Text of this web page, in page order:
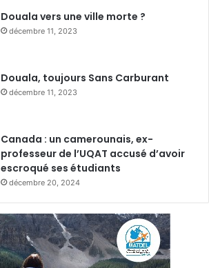
Douala vers une ville morte ?
décembre 11, 2023
Douala, toujours Sans Carburant
décembre 11, 2023
Canada : un camerounais, ex-
professeur de l’UQAT accusé d’avoir
escroqué ses étudiants
décembre 20, 2024